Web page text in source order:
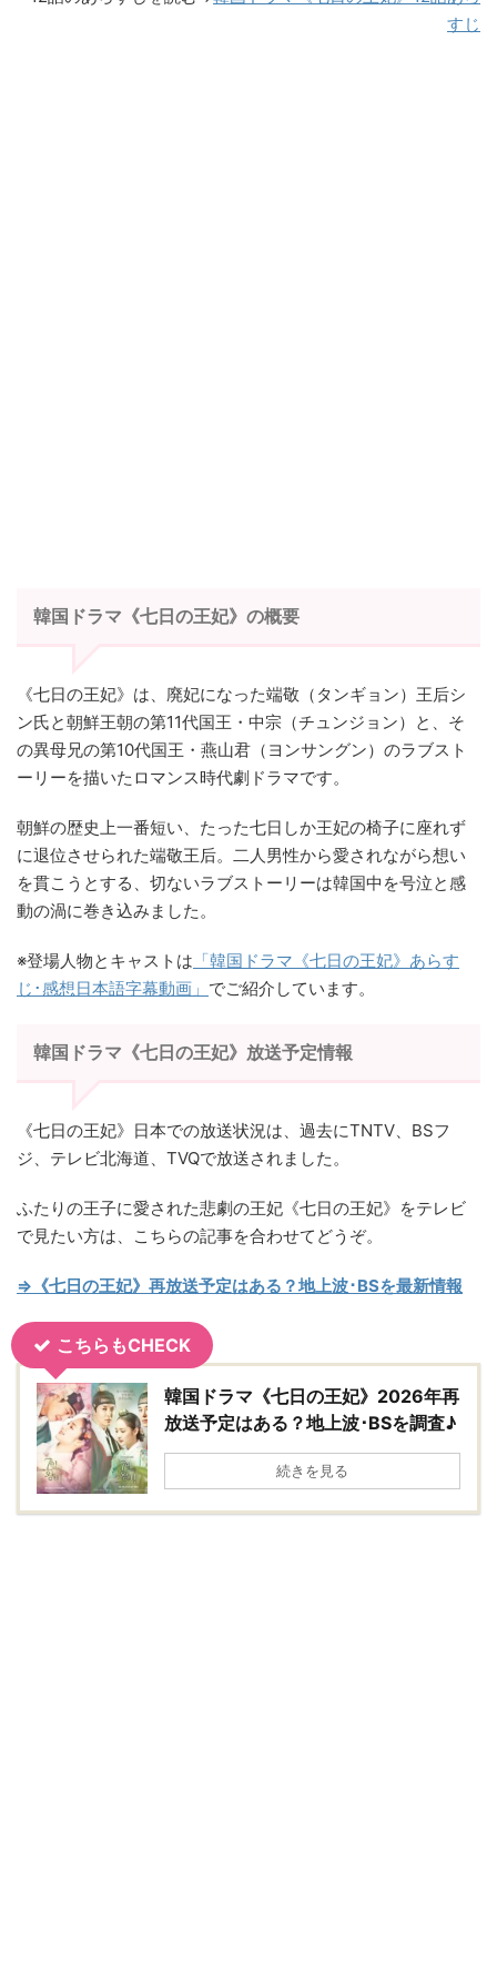
すじ
韓国ドラマ《七日の王妃》の概要
《七日の王妃》は、廃妃になった端敬（タンギョン）王后シ
ン氏と朝鮮王朝の第11代国王・中宗（チュンジョン）と、そ
の異母兄の第10代国王・燕山君（ヨンサングン）のラブスト
ーリーを描いたロマンス時代劇ドラマです。
朝鮮の歴史上一番短い、たった七日しか王妃の椅子に座れず
に退位させられた端敬王后。二人男性から愛されながら想い
を貫こうとする、切ないラブストーリーは韓国中を号泣と感
動の渦に巻き込みました。
※登場人物とキャストは 「韓国ドラマ《七日の王妃》あらす
じ･感想日本語字幕動画」 でご紹介しています。
韓国ドラマ《七日の王妃》放送予定情報
《七日の王妃》日本での放送状況は、過去にTNTV、BSフ
ジ、テレビ北海道、TVQで放送されました。
ふたりの王子に愛された悲劇の王妃《七日の王妃》をテレビ
で見たい方は、こちらの記事を合わせてどうぞ。
⇒《七日の王妃》再放送予定はある？地上波･BSを最新情報
こちらもCHECK
韓国ドラマ《七日の王妃》2026年再
放送予定はある？地上波･BSを調査♪
続きを見る